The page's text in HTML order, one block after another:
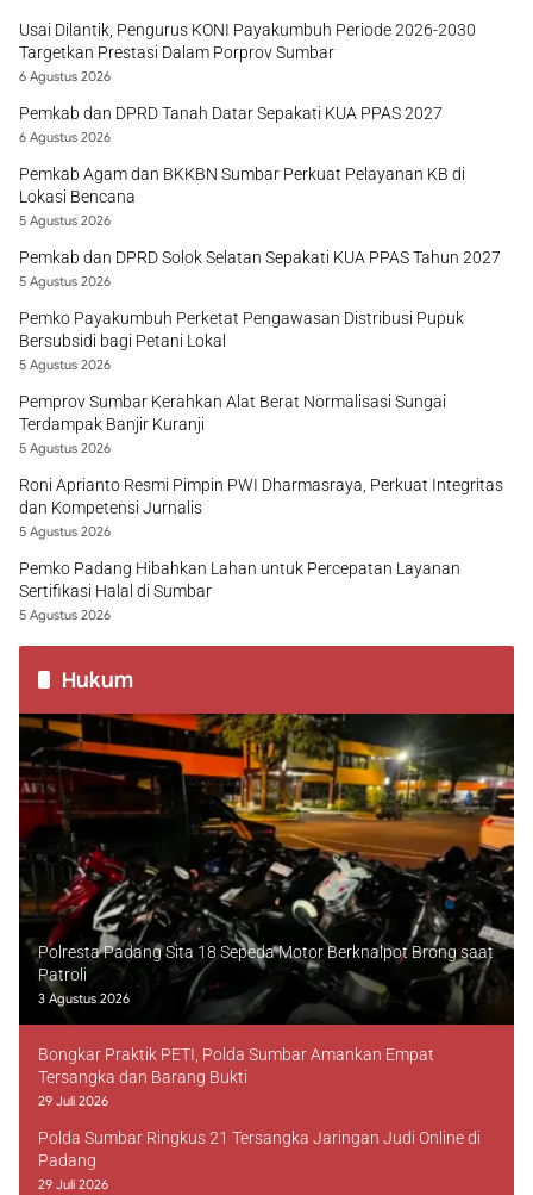
Usai Dilantik, Pengurus KONI Payakumbuh Periode 2026-2030
Targetkan Prestasi Dalam Porprov Sumbar
6 Agustus 2026
Pemkab dan DPRD Tanah Datar Sepakati KUA PPAS 2027
6 Agustus 2026
Pemkab Agam dan BKKBN Sumbar Perkuat Pelayanan KB di
Lokasi Bencana
5 Agustus 2026
Pemkab dan DPRD Solok Selatan Sepakati KUA PPAS Tahun 2027
5 Agustus 2026
Pemko Payakumbuh Perketat Pengawasan Distribusi Pupuk
Bersubsidi bagi Petani Lokal
5 Agustus 2026
Pemprov Sumbar Kerahkan Alat Berat Normalisasi Sungai
Terdampak Banjir Kuranji
5 Agustus 2026
Roni Aprianto Resmi Pimpin PWI Dharmasraya, Perkuat Integritas
dan Kompetensi Jurnalis
5 Agustus 2026
Pemko Padang Hibahkan Lahan untuk Percepatan Layanan
Sertifikasi Halal di Sumbar
5 Agustus 2026
Hukum
Polresta Padang Sita 18 Sepeda Motor Berknalpot Brong saat
Patroli
3 Agustus 2026
Bongkar Praktik PETI, Polda Sumbar Amankan Empat
Tersangka dan Barang Bukti
29 Juli 2026
Polda Sumbar Ringkus 21 Tersangka Jaringan Judi Online di
Padang
29 Juli 2026